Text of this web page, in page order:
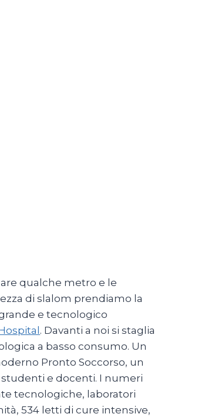
qualche metro e le
di slalom prendiamo la
e tecnologico
. Davanti a noi si staglia
a basso consumo. Un
Pronto Soccorso, un
e docenti. I numeri
tecnologiche, laboratori
534 letti di cure intensive,